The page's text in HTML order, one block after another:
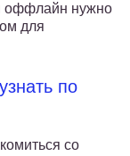
оффлайн нужно
для
по
со